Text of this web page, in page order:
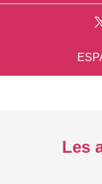
Les